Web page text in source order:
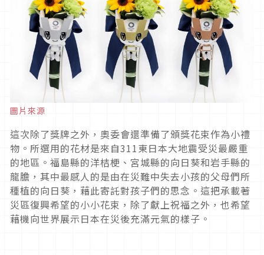
圖片來源
這次除了獎牌之外，奧委會還準備了頒獎花束作為小禮
物。所選用的花材是來自311東日本大地震受災最嚴重
的地區。福島縣的洋桔梗、宮城縣的向日葵和岩手縣的
龍膽，其中最感人的是由在災難中失去小孩的父母們所
種植的向日葵，藉此寄託對孩子們的思念。這把承載著
災區復興希望的小小花束，除了獻上祝福之外，也希望
藉機向世界展示日本在災後充滿元氣的樣子。